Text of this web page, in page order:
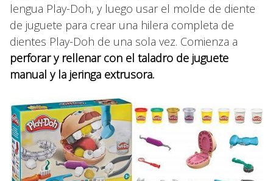
lengua Play-Doh, y luego usar el molde de diente
de juguete para crear una hilera completa de
dientes Play-Doh de una sola vez. Comienza a
perforar y rellenar con el taladro de juguete
manual y la jeringa extrusora.